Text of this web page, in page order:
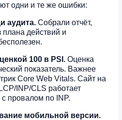
одни и те же ошибки:
аудита. Собрали отчёт,
плана действий и
100 в PSI. Оценка
показатель. Важнее
Core Web Vitals. Сайт на
INP/CLS работает
провалом по INP.
мобильной версии.